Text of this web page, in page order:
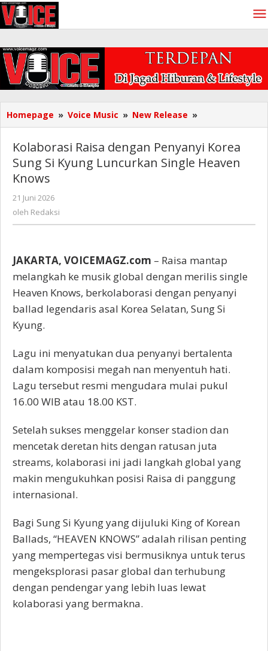
Lewati
ke
konten
Homepage » Voice Music » New Release »
Raisa
Penyanyi
Korea
Single
Kolaborasi Raisa dengan Penyanyi Korea
Sung Si Kyung Luncurkan Single Heaven
Knows
21 Juni 2026
oleh Redaksi
JAKARTA, VOICEMAGZ.com – Raisa mantap
melangkah ke musik global dengan merilis single
Heaven Knows, berkolaborasi dengan penyanyi
ballad legendaris asal Korea Selatan, Sung Si
Kyung.
Lagu ini menyatukan dua penyanyi bertalenta
dalam komposisi megah nan menyentuh hati.
Lagu tersebut resmi mengudara mulai pukul
16.00 WIB atau 18.00 KST.
Setelah sukses menggelar konser stadion dan
mencetak deretan hits dengan ratusan juta
streams, kolaborasi ini jadi langkah global yang
makin mengukuhkan posisi Raisa di panggung
internasional.
Bagi Sung Si Kyung yang dijuluki King of Korean
Ballads, “HEAVEN KNOWS” adalah rilisan penting
yang mempertegas visi bermusiknya untuk terus
mengeksplorasi pasar global dan terhubung
dengan pendengar yang lebih luas lewat
kolaborasi yang bermakna.